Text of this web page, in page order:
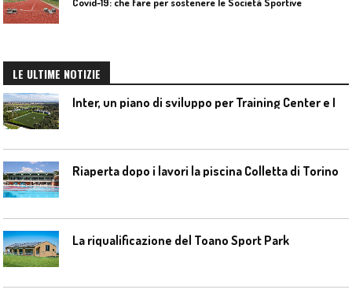
LE ULTIME NOTIZIE
Riaperta dopo i lavori la piscina Colletta di Torino
La riqualificazione del Toano Sport Park